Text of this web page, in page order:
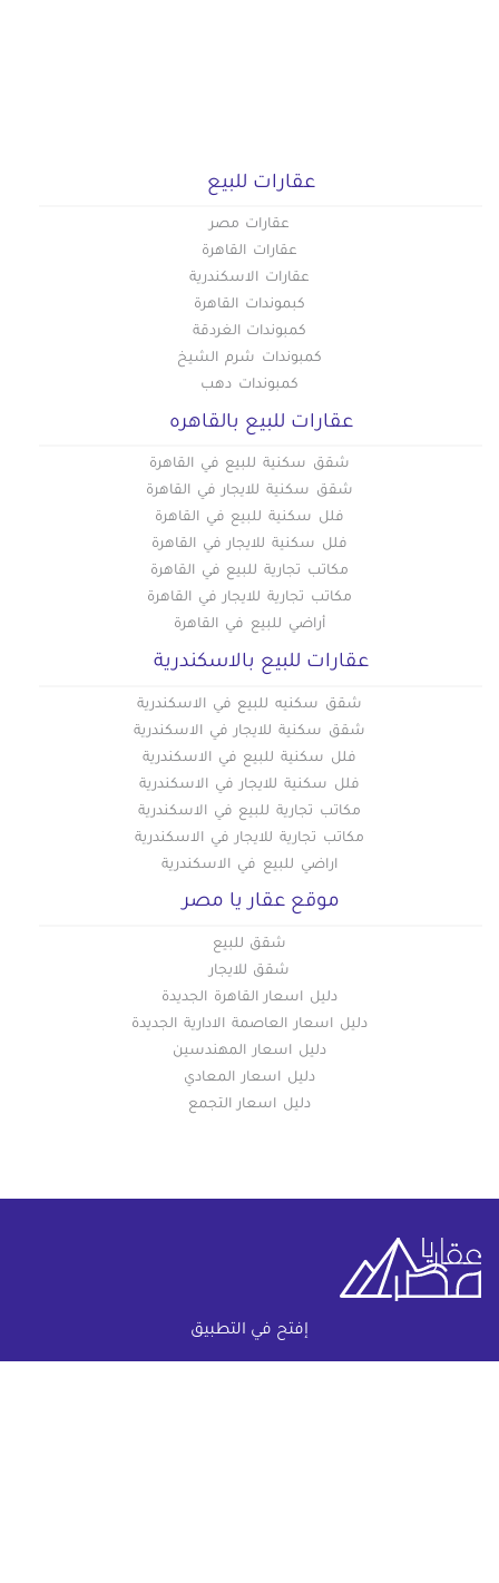
إفتح في التطبيق
عقارات للبيع
عقارات مصر
عقارات القاهرة
عقارات الاسكندرية
كبموندات القاهرة
كمبوندات الغردقة
كمبوندات شرم الشيخ
كمبوندات دهب
عقارات للبيع بالقاهره
شقق سكنية للبيع في القاهرة
شقق سكنية للايجار في القاهرة
فلل سكنية للبيع في القاهرة
فلل سكنية للايجار في القاهرة
مكاتب تجارية للبيع في القاهرة
مكاتب تجارية للايجار في القاهرة
أراضي للبيع في القاهرة
عقارات للبيع بالاسكندرية
شقق سكنيه للبيع في الاسكندرية
شقق سكنية للايجار في الاسكندرية
فلل سكنية للبيع في الاسكندرية
فلل سكنية للايجار في الاسكندرية
مكاتب تجارية للبيع في الاسكندرية
مكاتب تجارية للايجار في الاسكندرية
اراضي للبيع في الاسكندرية
موقع عقار يا مصر
شقق للبيع
شقق للايجار
دليل اسعار القاهرة الجديدة
دليل اسعار العاصمة الادارية الجديدة
دليل اسعار المهندسين
دليل اسعار المعادي
دليل اسعار التجمع
خريطة الموقع